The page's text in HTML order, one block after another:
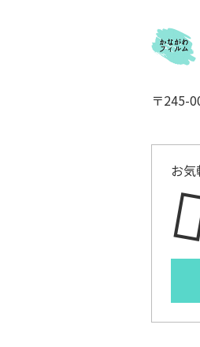
〒245-
お気